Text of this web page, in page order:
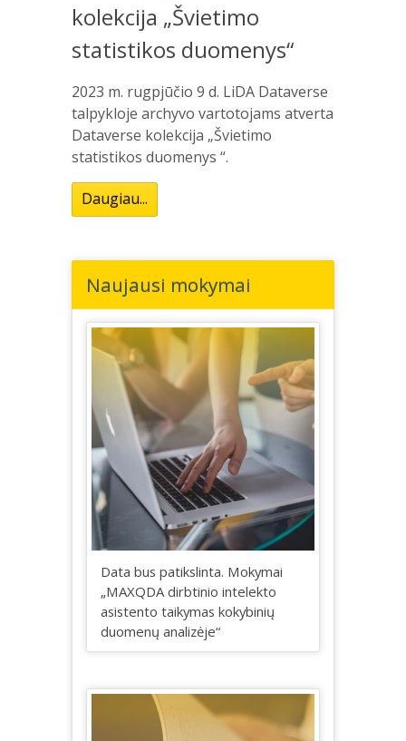
kolekcija „Švietimo
statistikos duomenys“
2023 m. rugpjūčio 9 d. LiDA Dataverse
talpykloje archyvo vartotojams atverta
Dataverse kolekcija „Švietimo
statistikos duomenys “.
Daugiau...
Naujausi mokymai
Data bus patikslinta. Mokymai
„MAXQDA dirbtinio intelekto
asistento taikymas kokybinių
duomenų analizėje“